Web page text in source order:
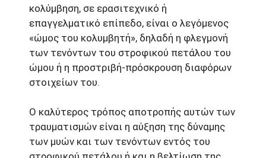
κολύμβηση, σε ερασιτεχνικό ή
επαγγελματικό επίπεδο, είναι ο λεγόμενος
«ώμος του κολυμβητή», δηλαδή η φλεγμονή
των τενόντων του στροφικού πετάλου του
ώμου ή η προστριβή-πρόσκρουση διαφόρων
στοιχείων του.
Ο καλύτερος τρόπος αποτροπής αυτών των
τραυματισμών είναι η αύξηση της δύναμης
των μυών και των τενόντων εντός του